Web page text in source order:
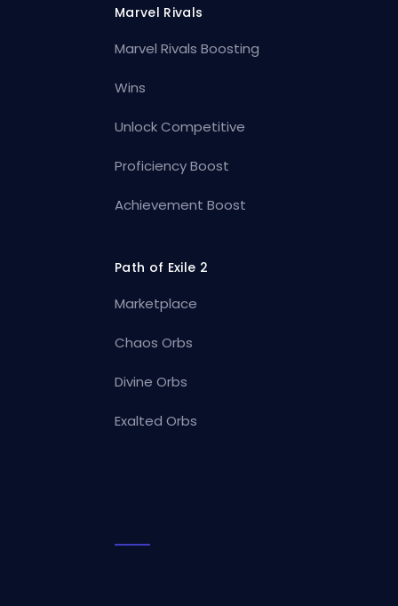
Marvel Rivals
Marvel Rivals Boosting
Wins
Unlock Competitive
Proficiency Boost
Achievement Boost
Path of Exile 2
Marketplace
Chaos Orbs
Divine Orbs
Exalted Orbs